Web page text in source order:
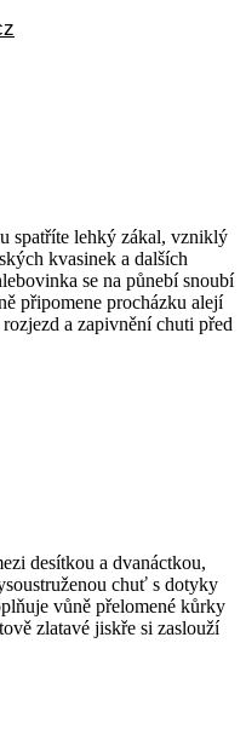
spatříte lehký zákal, vzniklý
kvasinek a dalších
se na půnebí snoubí
připomene procházku alejí
a zapivnění chuti před
desítkou a dvanáctkou,
chuť s dotyky
vůně přelomené kůrky
zlatavé jiskře si zaslouží